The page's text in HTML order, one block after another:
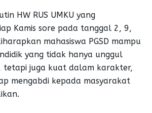
HW RUS UMKU yang
Kamis sore pada tanggal 2, 9,
mahasiswa PGSD mampu
yang tidak hanya unggul
tetapi juga kuat dalam karakter,
mengabdi kepada masyarakat